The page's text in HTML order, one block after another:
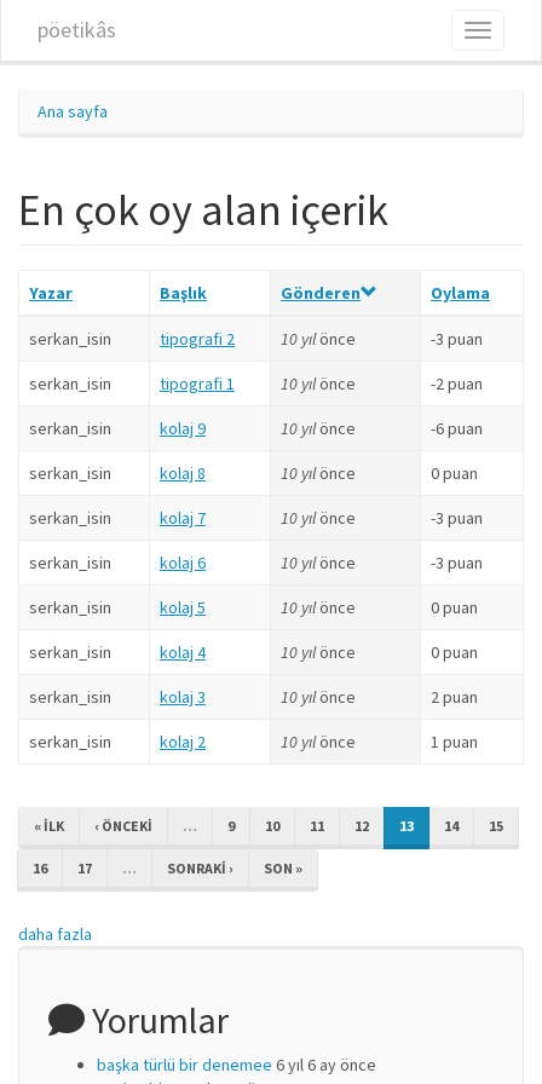
pöetikâs
Toggle
Ana sayfa
En çok oy alan içerik
Yazar Başlık Gönderen Oylama
serkan_isin tipografi 2 10 yılönce -3 puan
serkan_isin tipografi 1 10 yılönce -2 puan
serkan_isin kolaj 9 10 yılönce -6 puan
serkan_isin kolaj 8 10 yılönce 0 puan
serkan_isin kolaj 7 10 yılönce -3 puan
serkan_isin kolaj 6 10 yılönce -3 puan
serkan_isin kolaj 5 10 yılönce 0 puan
serkan_isin kolaj 4 10 yılönce 0 puan
serkan_isin kolaj 3 10 yılönce 2 puan
serkan_isin kolaj 2 10 yılönce 1 puan
« ILK ‹ ÖNCEKI … 9 10 11 12 13 14 15
16 17 … SONRAKI › SON »
daha fazla
Yorumlar
başka türlü bir denemee 6 yıl 6 ay önce